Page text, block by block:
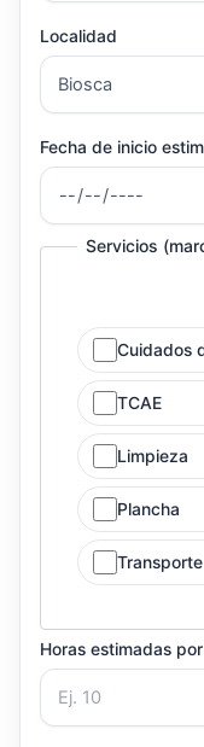
Localidad
Fecha de inicio
Servicios
Cuidados
TCAE
Limpieza
Plancha
Transporte
Horas estimadas